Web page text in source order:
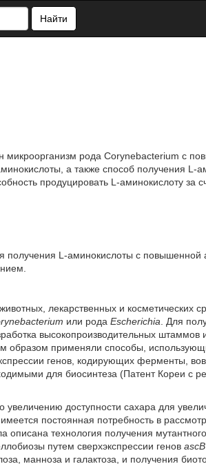
Найти
микроорганизм рода Corynebacterium с
а также способ получения L-
продуцировать L-аминокислоту за
получения L-аминокислоты с повышенной
лекарственных и косметических
или родаEscherichia . Для
высокопроизводительных
образом применяли способы,
генов, кодирующих ферменты,
для биосинтеза (Патент Кореи с
доступности сахара для
постоянная потребность в
технология получения
путем сверхэкспрессии геновascB
манноза и галактоза, и получения